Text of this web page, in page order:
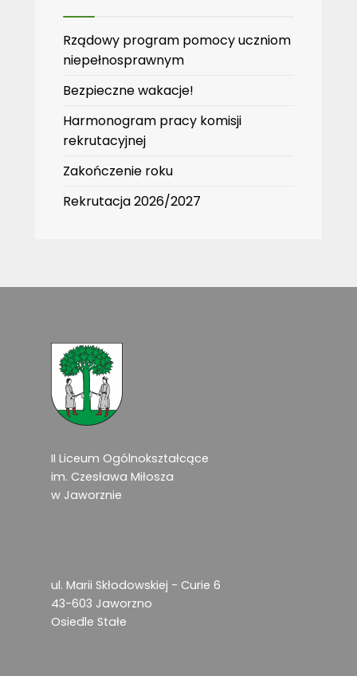
Rządowy program pomocy uczniom
niepełnosprawnym
Bezpieczne wakacje!
Harmonogram pracy komisji
rekrutacyjnej
Zakończenie roku
Rekrutacja 2026/2027
II Liceum Ogólnokształcące
im. Czesława Miłosza
w Jaworznie
ul. Marii Skłodowskiej - Curie 6
43-603 Jaworzno
Osiedle Stałe